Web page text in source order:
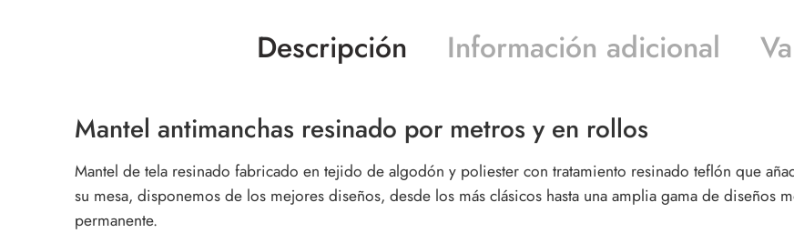
Descripción Información adicional
Mantel antimanchas resinado por metros y en rollos
Mantel de tela resinado fabricado en tejido de algodón y poliester con tratamiento resinado teflón que
su mesa, disponemos de los mejores diseños, desde los más clásicos hasta una amplia gama de diseños
permanente.